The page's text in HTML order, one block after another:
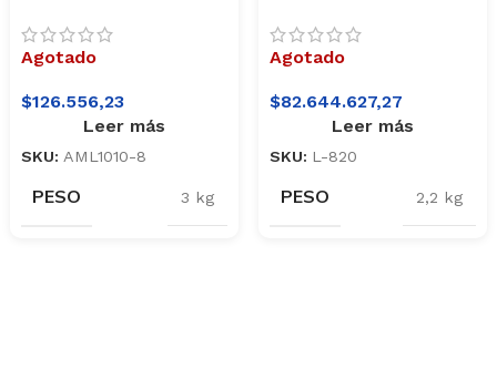
Lusqtoff AML1010-8
Agotado
$126.556,23
Leer más
SKU: AML1010-8
PESO 3 kg
L-820
Agotado
$82.644.627,27
Leer más
SKU: L-820
PESO 2,2 kg